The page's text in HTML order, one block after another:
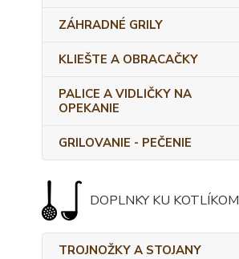
ZÁHRADNÉ GRILY
KLIEŠTE A OBRACAČKY
PALICE A VIDLIČKY NA
OPEKANIE
GRILOVANIE - PEČENIE
DOPLNKY KU KOTLÍKOM
TROJNOŽKY A STOJANY